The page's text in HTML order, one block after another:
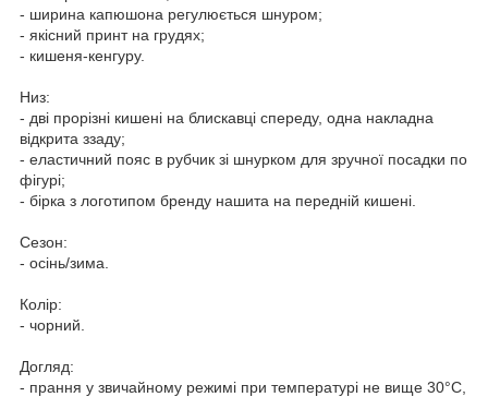
- ширина капюшона регулюється шнуром;
- якісний принт на грудях;
- кишеня-кенгуру.
Низ:
- дві прорізні кишені на блискавці спереду, одна накладна
відкрита ззаду;
- еластичний пояс в рубчик зі шнурком для зручної посадки по
фігурі;
- бірка з логотипом бренду нашита на передній кишені.
Сезон:
- осінь/зима.
Колір:
- чорний.
Догляд:
- прання у звичайному режимі при температурі не вище 30°C,